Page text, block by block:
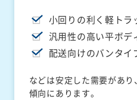
小回りの利く軽トラ
汎用性の高い平ボデ
配送向けのバンタイ
などは安定した需要があ
傾向にあります。